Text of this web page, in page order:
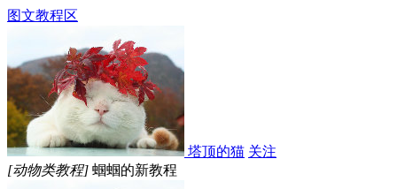
图文教程区
塔顶的猫 关注
[动物类教程] 蝈蝈的新教程